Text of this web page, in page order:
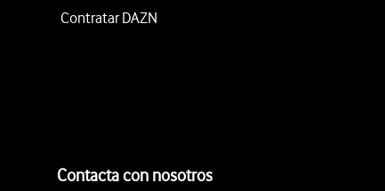
Contratar DAZN
Contacta con nosotros